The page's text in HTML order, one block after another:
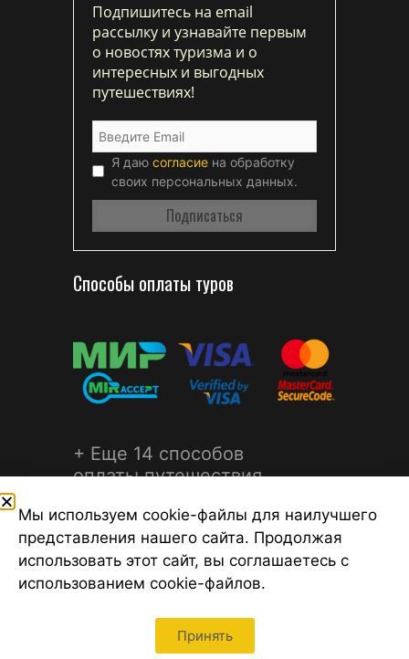
Подпишитесь на email
рассылку и узнавайте первым
о новостях туризма и о
интересных и выгодных
путешествиях!
Я даю согласие на обработку
своих персональных данных.
Способы оплаты туров
+ Еще 14 способов
оплаты путешествия
©2026 Турагентство Турсфера - Поиск туров от надежных
Мы используем cookie-файлы для наилучшего
представления нашего сайта. Продолжая
использовать этот сайт, вы соглашаетесь с
использованием cookie-файлов.
Принять